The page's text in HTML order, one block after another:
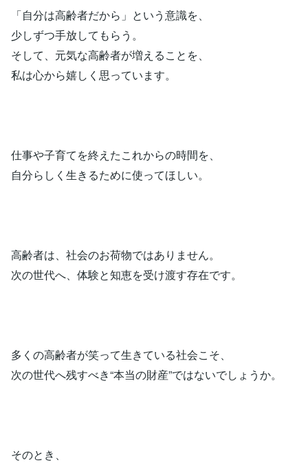
「自分は高齢者だから」という意識を、
少しずつ手放してもらう。
そして、元気な高齢者が増えることを、
私は心から嬉しく思っています。
仕事や子育てを終えたこれからの時間を、
自分らしく生きるために使ってほしい。
高齢者は、社会のお荷物ではありません。
次の世代へ、体験と知恵を受け渡す存在です。
多くの高齢者が笑って生きている社会こそ、
次の世代へ残すべき“本当の財産”ではないでしょうか。
そのとき、